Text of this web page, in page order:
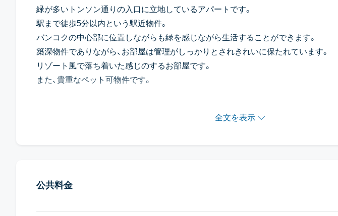
緑が多いトンソン通りの入口に立地しているアパートです。
駅まで徒歩5分以内という駅近物件。
バンコクの中心部に位置しながらも緑を感じながら生活することができます。
築深物件でありながら、お部屋は管理がしっかりとされきれいに保たれています。
リゾート風で落ち着いた感じのするお部屋です。
また、貴重なペット可物件です。
全文を表示
公共料金